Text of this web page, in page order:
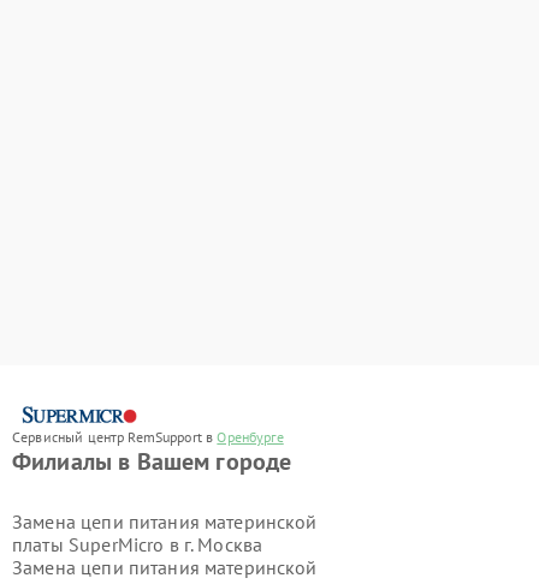
Сервисный центр RemSupport вОренбурге
Филиалы в Вашем городе
Замена цепи питания материнской
платы SuperMicro в г. Москва
Замена цепи питания материнской